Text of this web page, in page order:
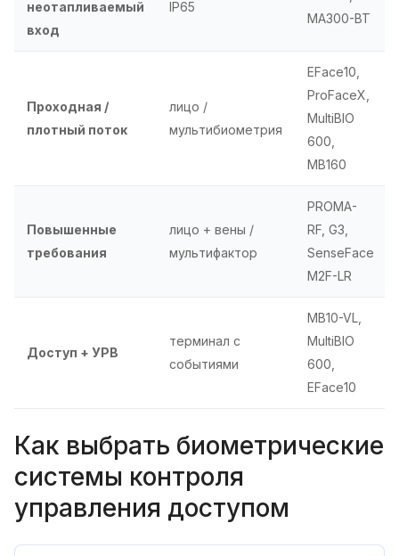
неотапливаемый
вход
IP65
MA300-BT
Проходная /
плотный поток
лицо /
мультибиометрия
EFace10,
ProFaceX,
MultiBIO
600,
MB160
Повышенные
требования
лицо + вены /
мультифактор
PROMA-
RF, G3,
SenseFace
M2F-LR
Доступ + УРВ
терминал с
событиями
MB10-VL,
MultiBIO
600,
EFace10
Как выбрать биометрические
системы контроля
управления доступом